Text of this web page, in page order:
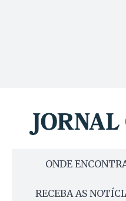
ONDE
RECEBA AS